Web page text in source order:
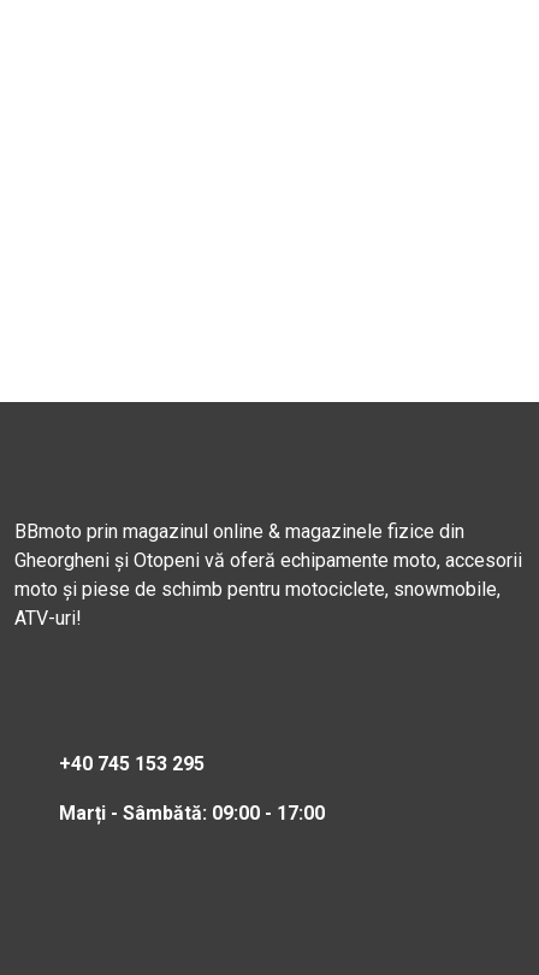
BBmoto prin magazinul online & magazinele fizice din
Gheorgheni și Otopeni vă oferă echipamente moto, accesorii
moto și piese de schimb pentru motociclete, snowmobile,
ATV-uri!
+40 745 153 295
Marți - Sâmbătă: 09:00 - 17:00